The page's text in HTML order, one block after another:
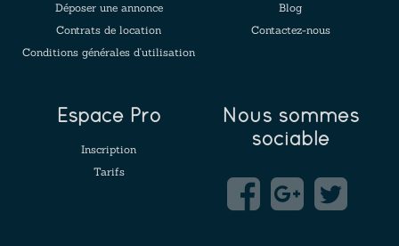
Déposer une annonce
Contrats de location
Conditions générales d'utilisation
Blog
Contactez-nous
Espace Pro
Inscription
Tarifs
Nous sommes
sociable